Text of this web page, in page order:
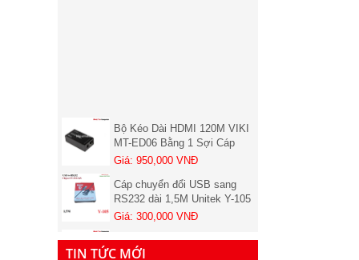
MT-ED06 Bằng 1 Sợi Cáp
LAN Cat5, Cat6 chính hãng (
01 chiếc nhận )
Giá: 950,000 VNĐ
Cáp chuyển đổi USB sang
RS232 dài 1,5M Unitek Y-105
Chính hãng
Giá: 300,000 VNĐ
Bộ khuếch đại tín hiệu HDMI
VIKI MT-ED06 (Bộ đủ 2
Giá: 1,900,000 VNĐ
TIN TỨC MỚI